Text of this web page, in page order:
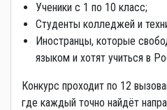
Ученики с 1 по 10 класс;
Студенты колледжей и
Иностранцы, которые
языком и хотят учиться в
Конкурс проходит по 12
где каждый точно найдёт